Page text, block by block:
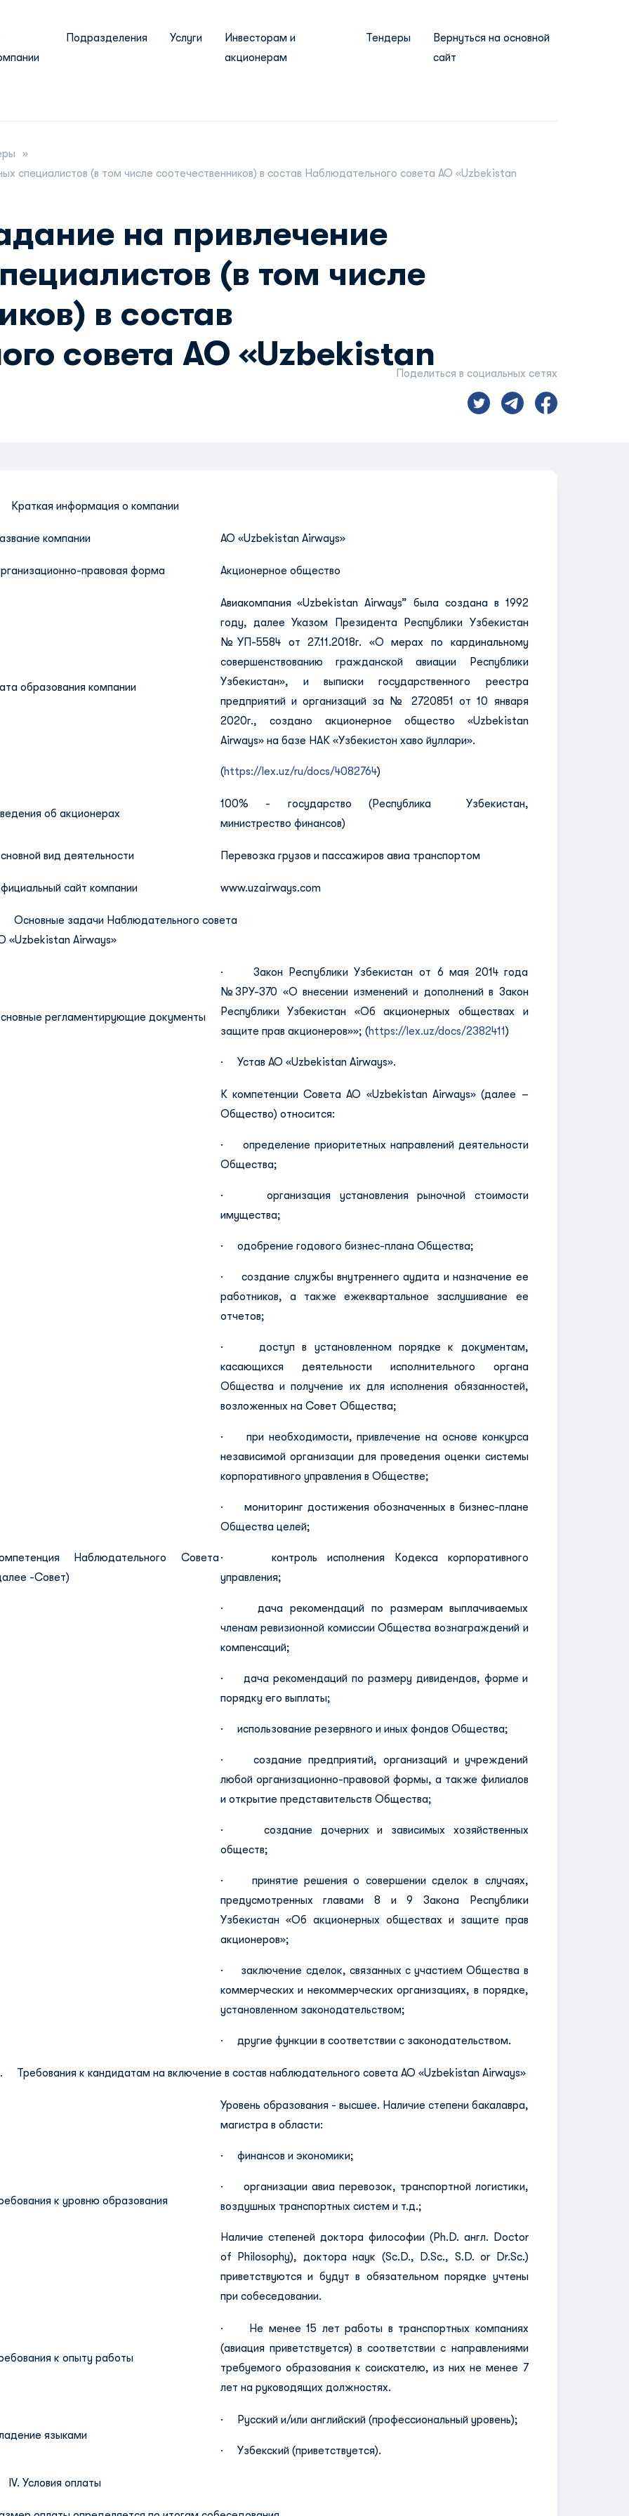
Подразделения Услуги
Инвесторам и
акционерам
Тендеры
Вернуться на основной
сайт
специалистов (в том числе соотечественников) в состав Наблюдательного совета АО «Uzbekistan
на привлечение
(в том числе
в состав
совета АО «UzbekistanПоделиться в социальных сетях
информация о компании
компании АО «Uzbekistan Airways»
правовая форма Акционерное общество
образования компании
Авиакомпания «Uzbekistan Airways” была создана в 1992
году, далее Указом Президента Республики Узбекистан
№УП-5584 от 27.11.2018г. «О мерах по кардинальному
совершенствованию гражданской авиации Республики
Узбекистан», и выписки государственного реестра
предприятий и организаций за № 2720851 от 10 января
2020г., создано акционерное общество «Uzbekistan
Airways» на базе НАК «Узбекистон хаво йуллари».
(https://lex.uz/ru/docs/4082764)
об акционерах
100% - государство (Республика Узбекистан,
министрество финансов)
вид деятельности Перевозка грузов и пассажиров авиа транспортом
сайт компании www.uzairways.com
Основные задачи Наблюдательного совета
«Uzbekistan Airways»
регламентирующие документы
· Закон Республики Узбекистан от 6 мая 2014 года
№ЗРУ-370 «О внесении изменений и дополнений в Закон
Республики Узбекистан «Об акционерных обществах и
защите прав акционеров»»; (https://lex.uz/docs/2382411)
· Устав АО «Uzbekistan Airways».
Наблюдательного Совета
-Совет)
К компетенции Совета АО «Uzbekistan Airways» (далее –
Общество) относится:
· определение приоритетных направлений деятельности
Общества;
· организация установления рыночной стоимости
имущества;
· одобрение годового бизнес-плана Общества;
· создание службы внутреннего аудита и назначение ее
работников, а также ежеквартальное заслушивание ее
отчетов;
· доступ в установленном порядке к документам,
касающихся деятельности исполнительного органа
Общества и получение их для исполнения обязанностей,
возложенных на Совет Общества;
· при необходимости, привлечение на основе конкурса
независимой организации для проведения оценки системы
корпоративного управления в Обществе;
· мониторинг достижения обозначенных в бизнес-плане
Общества целей;
· контроль исполнения Кодекса корпоративного
управления;
· дача рекомендаций по размерам выплачиваемых
членам ревизионной комиссии Общества вознаграждений и
компенсаций;
· дача рекомендаций по размеру дивидендов, форме и
порядку его выплаты;
· использование резервного и иных фондов Общества;
· создание предприятий, организаций и учреждений
любой организационно-правовой формы, а также филиалов
и открытие представительств Общества;
· создание дочерних и зависимых хозяйственных
обществ;
· принятие решения о совершении сделок в случаях,
предусмотренных главами 8 и 9 Закона Республики
Узбекистан «Об акционерных обществах и защите прав
акционеров»;
· заключение сделок, связанных с участием Общества в
коммерческих и некоммерческих организациях, в порядке,
установленном законодательством;
· другие функции в соответствии с законодательством.
Требования к кандидатам на включение в состав наблюдательного совета АО «Uzbekistan Airways»
к уровню образования
Уровень образования - высшее. Наличие степени бакалавра,
магистра в области:
· финансов и экономики;
· организации авиа перевозок, транспортной логистики,
воздушных транспортных систем и т.д.;
Наличие степеней доктора философии (Ph.D. англ. Doctor
of Philosophy), доктора наук (Sc.D., D.Sc., S.D. or Dr.Sc.)
приветствуются и будут в обязательном порядке учтены
при собеседовании.
к опыту работы
· Не менее 15 лет работы в транспортных компаниях
(авиация приветствуется) в соответствии с направлениями
требуемого образования к соискателю, из них не менее 7
лет на руководящих должностях.
языками
· Русский и/или английский (профессиональный уровень);
· Узбекский (приветствуется).
Условия оплаты